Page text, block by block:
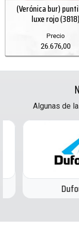
(Verónica bur)
luxe rojo (3818)
Precio
26.676,00
Algunas de
Dufour